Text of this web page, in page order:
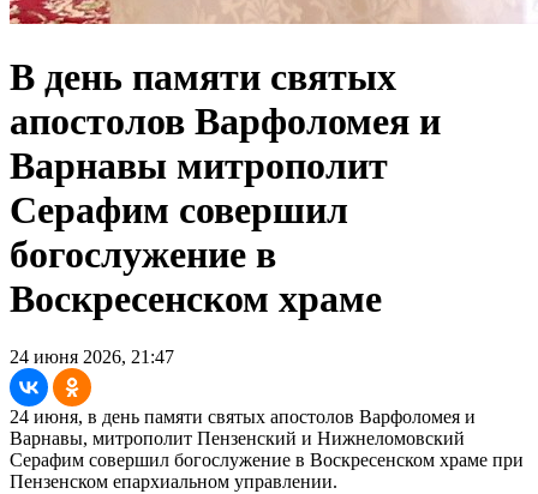
В день памяти святых
апостолов Варфоломея и
Варнавы митрополит
Серафим совершил
богослужение в
Воскресенском храме
24 июня 2026, 21:47
24 июня, в день памяти святых апостолов Варфоломея и
Варнавы, митрополит Пензенский и Нижнеломовский
Серафим совершил богослужение в Воскресенском храме при
Пензенском епархиальном управлении.